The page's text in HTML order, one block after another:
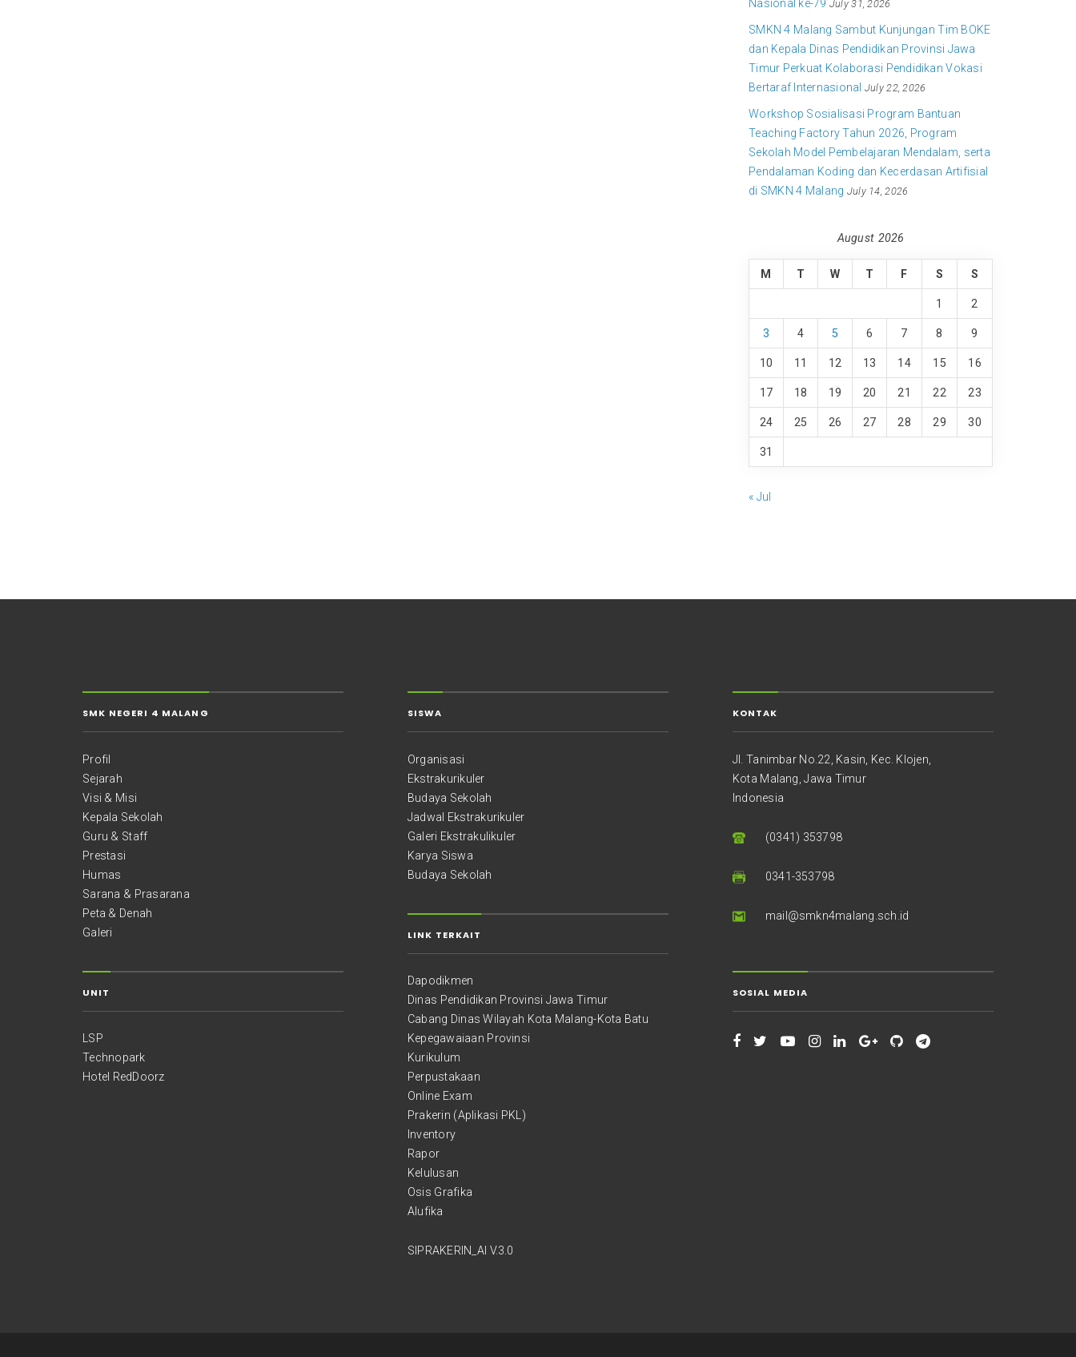
Nasional ke-79 July 31, 2026
SMKN 4 Malang Sambut Kunjungan Tim BOKE
dan Kepala Dinas Pendidikan Provinsi Jawa
Timur Perkuat Kolaborasi Pendidikan Vokasi
Bertaraf Internasional July 22, 2026
Workshop Sosialisasi Program Bantuan
Teaching Factory Tahun 2026, Program
Sekolah Model Pembelajaran Mendalam, serta
Pendalaman Koding dan Kecerdasan Artifisial
di SMKN 4 Malang July 14, 2026
August 2026
M T W T F S S
1 2
3 4 5 6 7 8 9
10 11 12 13 14 15 16
17 18 19 20 21 22 23
24 25 26 27 28 29 30
31
« Jul
SMK NEGERI 4 MALANG
Profil
Sejarah
Visi & Misi
Kepala Sekolah
Guru & Staff
Prestasi
Humas
Sarana & Prasarana
Peta & Denah
Galeri
UNIT
LSP
Technopark
Hotel RedDoorz
SISWA
Organisasi
Ekstrakurikuler
Budaya Sekolah
Jadwal Ekstrakurikuler
Galeri Ekstrakulikuler
Karya Siswa
Budaya Sekolah
LINK TERKAIT
Dapodikmen
Dinas Pendidikan Provinsi Jawa Timur
Cabang Dinas Wilayah Kota Malang-Kota Batu
Kepegawaiaan Provinsi
Kurikulum
Perpustakaan
Online Exam
Prakerin (Aplikasi PKL)
Inventory
Rapor
Kelulusan
Osis Grafika
Alufika
SIPRAKERIN_AI V.3.0
KONTAK
Jl. Tanimbar No.22, Kasin, Kec. Klojen,
Kota Malang, Jawa Timur
Indonesia
(0341) 353798
0341-353798
mail@smkn4malang.sch.id
SOSIAL MEDIA